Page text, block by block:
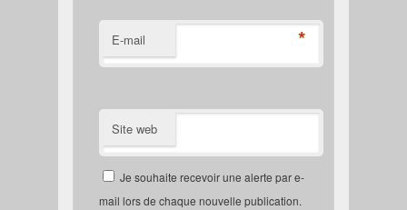
E-mail *
Site web
Je souhaite recevoir une alerte par e-
mail lors de chaque nouvelle publication.